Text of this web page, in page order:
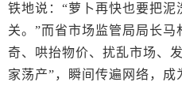
铁地说：“萝卜再快也要把泥
关。”而省市场监管局局长马
奇、哄抬物价、扰乱市场、
家荡产”，瞬间传遍网络，成